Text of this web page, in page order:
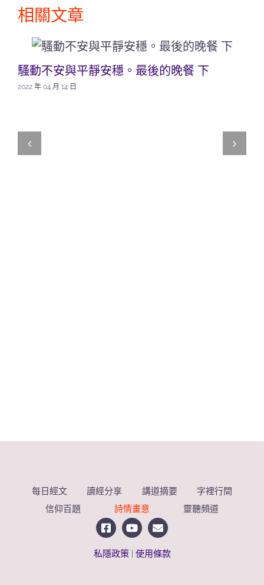
相關文章
騷動不安與平靜安穩。最後的晚餐 下
2022 年 04 月 14 日
每日經文 讀經分享 講道摘要
字裡行間
信仰百題
詩情畫意 靈聽頻道
私隱政策| 使用條款